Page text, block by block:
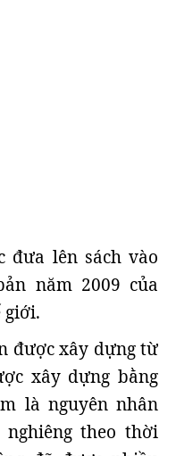
đưa lên sách vào
năm 2009 của
giới.
được xây dựng từ
xây dựng bằng
là nguyên nhân
theo thời